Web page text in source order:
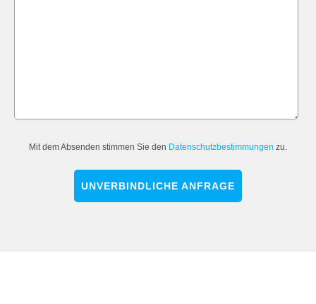
Mit dem Absenden stimmen Sie den Datenschutzbestimmungen zu.
UNVERBINDLICHE ANFRAGE